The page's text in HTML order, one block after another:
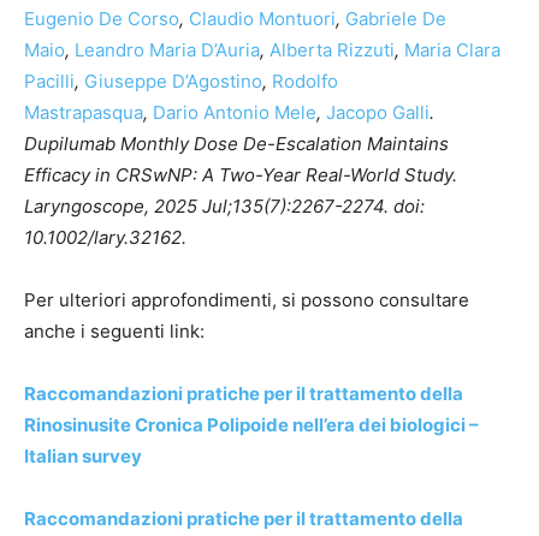
Eugenio De Corso, Claudio Montuori, Gabriele De
Maio, Leandro Maria D’Auria, Alberta Rizzuti, Maria Clara
Pacilli, Giuseppe D’Agostino, Rodolfo
Mastrapasqua, Dario Antonio Mele, Jacopo Galli.
Dupilumab Monthly Dose De-Escalation Maintains
Efficacy in CRSwNP: A Two-Year Real-World Study.
Laryngoscope, 2025 Jul;135(7):2267-2274. doi:
10.1002/lary.32162.
Per ulteriori approfondimenti, si possono consultare
anche i seguenti link:
Raccomandazioni pratiche per il trattamento della
Rinosinusite Cronica Polipoide nell’era dei biologici –
Italian survey
Raccomandazioni pratiche per il trattamento della